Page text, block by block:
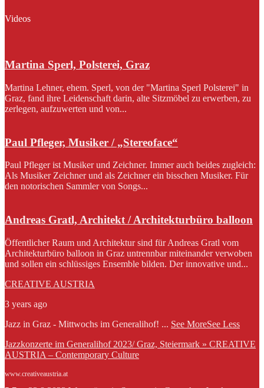
Videos
Martina Sperl, Polsterei, Graz
Martina Lehner, ehem. Sperl, von der "Martina Sperl Polsterei" in
Graz, fand ihre Leidenschaft darin, alte Sitzmöbel zu erwerben, zu
zerlegen, aufzuwerten und von...
Paul Pfleger, Musiker / „Stereoface“
Paul Pfleger ist Musiker und Zeichner. Immer auch beides zugleich:
Als Musiker Zeichner und als Zeichner ein bisschen Musiker. Für
den notorischen Sammler von Songs...
Andreas Gratl, Architekt / Architekturbüro balloon
Öffentlicher Raum und Architektur sind für Andreas Gratl vom
Architekturbüro balloon in Graz untrennbar miteinander verwoben
und sollen ein schlüssiges Ensemble bilden. Der innovative und...
CREATIVE AUSTRIA
3 years ago
Jazz in Graz - Mittwochs im Generalihof! ... See MoreSee Less
Jazzkonzerte im Generalihof 2023/ Graz, Steiermark » CREATIVE
AUSTRIA – Contemporary Culture
www.creativeaustria.at